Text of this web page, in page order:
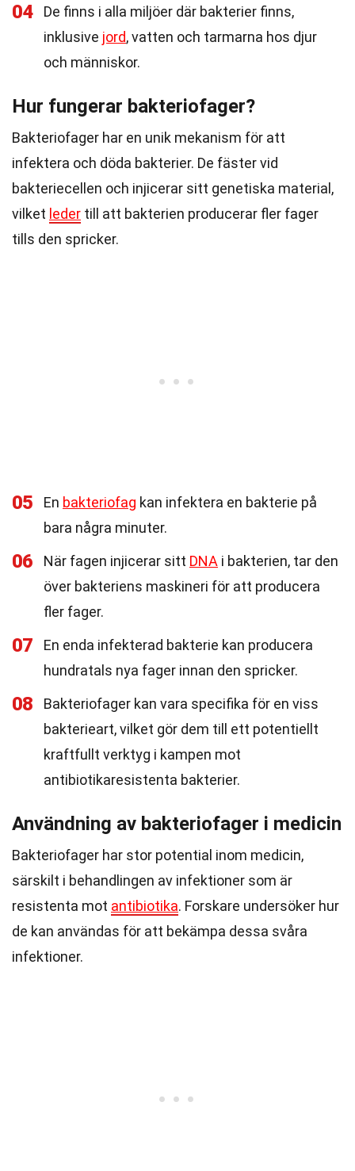
04
De finns i alla miljöer där bakterier finns,
inklusive jord, vatten och tarmarna hos djur
och människor.
Hur fungerar bakteriofager?
Bakteriofager har en unik mekanism för att
infektera och döda bakterier. De fäster vid
bakteriecellen och injicerar sitt genetiska material,
vilket leder till att bakterien producerar fler fager
tills den spricker.
05 En bakteriofag kan infektera en bakterie på
bara några minuter.
06 När fagen injicerar sitt DNA i bakterien, tar den
över bakteriens maskineri för att producera
fler fager.
07
En enda infekterad bakterie kan producera
hundratals nya fager innan den spricker.
08
Bakteriofager kan vara specifika för en viss
bakterieart, vilket gör dem till ett potentiellt
kraftfullt verktyg i kampen mot
antibiotikaresistenta bakterier.
Användning av bakteriofager i medicin
Bakteriofager har stor potential inom medicin,
särskilt i behandlingen av infektioner som är
resistenta mot antibiotika. Forskare undersöker hur
de kan användas för att bekämpa dessa svåra
infektioner.